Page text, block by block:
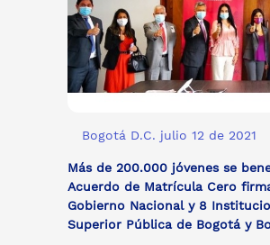
Bogotá D.C. julio 12 de 2021
Más de 200.000 jóvenes se
Acuerdo de Matrícula Cero
Gobierno Nacional y 8
Superior Pública de Bogotá y